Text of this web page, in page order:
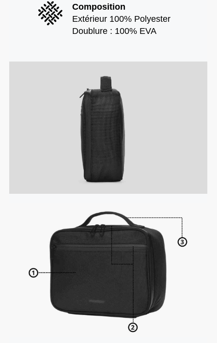
Composition
Extérieur 100% Polyester
Doublure : 100% EVA